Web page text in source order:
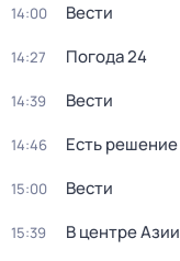
14:00 Вести
14:27 Погода 24
14:39 Вести
14:46 Есть решение
15:00 Вести
15:39 В центре Азии